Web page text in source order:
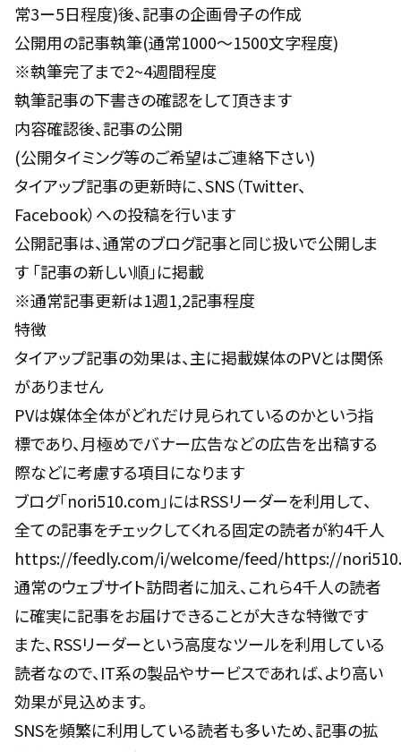
常3ー5日程度)後、記事の企画骨子の作成
公開用の記事執筆(通常1000〜1500文字程度)
※執筆完了まで2~4週間程度
執筆記事の下書きの確認をして頂きます
内容確認後、記事の公開
(公開タイミング等のご希望はご連絡下さい)
タイアップ記事の更新時に、SNS（Twitter、
Facebook）への投稿を行います
公開記事は、通常のブログ記事と同じ扱いで公開しま
す 「記事の新しい順」に掲載
※通常記事更新は1週1,2記事程度
特徴
タイアップ記事の効果は、主に掲載媒体のPVとは関係
がありません
PVは媒体全体がどれだけ見られているのかという指
標であり、月極めでバナー広告などの広告を出稿する
際などに考慮する項目になります
ブログ「nori510.com」にはRSSリーダーを利用して、
全ての記事をチェックしてくれる固定の読者が約4千人
https://feedly.com/i/welcome/feed/https://
通常のウェブサイト訪問者に加え、これら4千人の読者
に確実に記事をお届けできることが大きな特徴です
また、RSSリーダーという高度なツールを利用している
読者なので、IT系の製品やサービスであれば、より高い
効果が見込めます。
SNSを頻繁に利用している読者も多いため、記事の拡